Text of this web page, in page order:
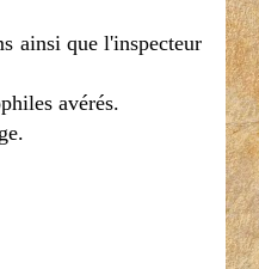
ainsi que l'inspecteur
avérés.